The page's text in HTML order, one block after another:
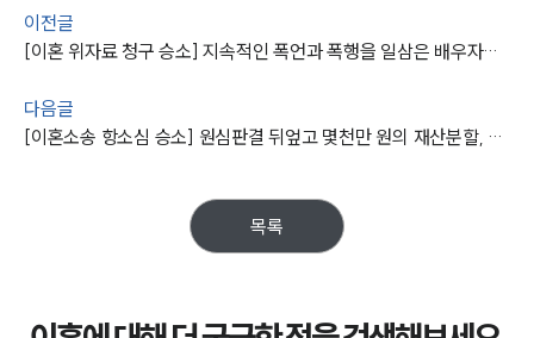
소식/자료
공지사항
법률 블로그
뉴스레터/브로슈어
세미나
이전글
[이혼 위자료 청구 승소] 지속적인 폭언과 폭행을 일삼은 배우자와 이혼하고 위자료를 받아냄
다음글
[이혼소송 항소심 승소] 원심판결 뒤엎고 몇천만 원의 재산분할, 위자료 받아냄
목록